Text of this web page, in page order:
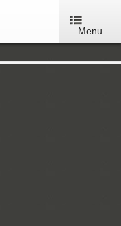
Menu